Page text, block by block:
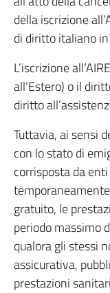
della iscrizione
di diritto italiano
L’iscrizione
all’Estero) o il
diritto
Tuttavia, ai sensi
con lo stato di
corrisposta da
gratuito, le
periodo massimo
qualora gli stessi
assicurativa,
prestazioni